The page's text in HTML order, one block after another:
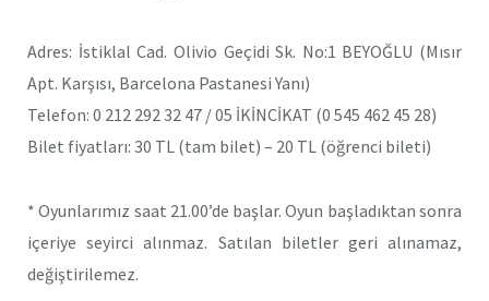
Adres: İstiklal Cad. Olivio Geçidi Sk. No:1 BEYOĞLU (Mısır
Apt. Karşısı, Barcelona Pastanesi Yanı)
Telefon: 0 212 292 32 47 / 05 İKİNCİKAT (0 545 462 45 28)
Bilet fiyatları: 30 TL (tam bilet) – 20 TL (öğrenci bileti)
* Oyunlarımız saat 21.00’de başlar. Oyun başladıktan sonra
içeriye seyirci alınmaz. Satılan biletler geri alınamaz,
değiştirilemez.